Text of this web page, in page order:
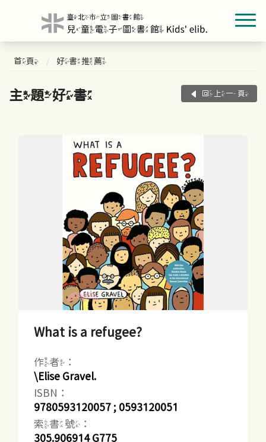
首頁 好書推薦
主題好書 回上一頁
What is a refugee?
作者：
\Elise Gravel.
ISBN：
9780593120057 ; 0593120051
索書號：
305.906914 G775